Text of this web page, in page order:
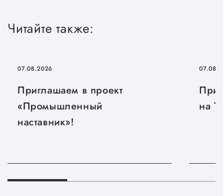
Читайте также:
07.08.2026
Приглашаем в проект
«Промышленный
наставник»!
на